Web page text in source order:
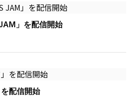
」を配信開始
配信開始